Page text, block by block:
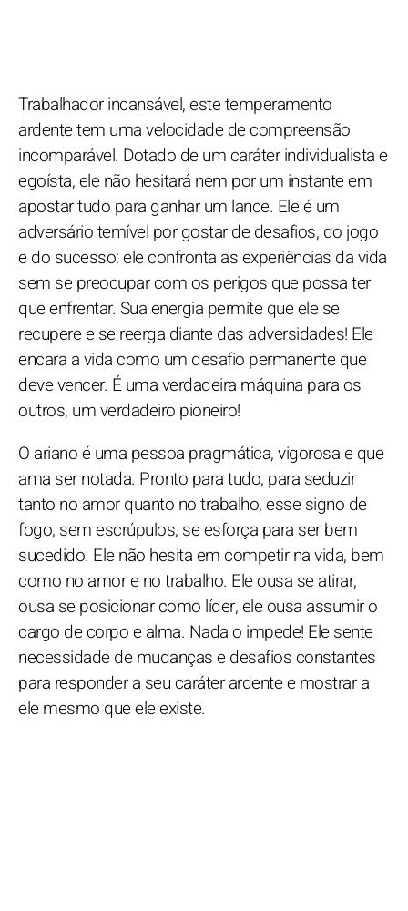
Trabalhador incansável, este temperamento
ardente tem uma velocidade de compreensão
incomparável. Dotado de um caráter individualista e
egoísta, ele não hesitará nem por um instante em
apostar tudo para ganhar um lance. Ele é um
adversário temível por gostar de desafios, do jogo
e do sucesso: ele confronta as experiências da vida
sem se preocupar com os perigos que possa ter
que enfrentar. Sua energia permite que ele se
recupere e se reerga diante das adversidades! Ele
encara a vida como um desafio permanente que
deve vencer. É uma verdadeira máquina para os
outros, um verdadeiro pioneiro!
O ariano é uma pessoa pragmática, vigorosa e que
ama ser notada. Pronto para tudo, para seduzir
tanto no amor quanto no trabalho, esse signo de
fogo, sem escrúpulos, se esforça para ser bem
sucedido. Ele não hesita em competir na vida, bem
como no amor e no trabalho. Ele ousa se atirar,
ousa se posicionar como líder, ele ousa assumir o
cargo de corpo e alma. Nada o impede! Ele sente
necessidade de mudanças e desafios constantes
para responder a seu caráter ardente e mostrar a
ele mesmo que ele existe.